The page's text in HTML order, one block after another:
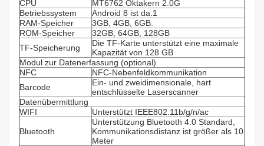
CPU
MT6762 Oktakern 2.0G
Betriebssystem
Android 8 ist da.1
RAM-Speicher
3GB, 4GB, 6GB.
ROM-Speicher
32GB, 64GB, 128GB
TF-Speicherung
Die TF-Karte unterstützt eine maximale
Kapazität von 128 GB
Modul zur Datenerfassung (optional)
NFC
NFC-Nebenfeldkommunikation
Barcode
Ein- und zweidimensionale, hart
entschlüsselte Laserscanner
Datenübermittlung
WIFI
Unterstützt IEEE802.11b/g/n/ac
Bluetooth
Unterstützung Bluetooth 4.0 Standard,
Kommunikationsdistanz ist größer als 10
Meter